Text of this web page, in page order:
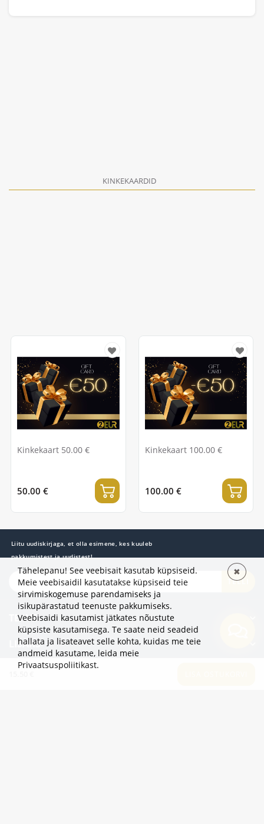
KINKEKAARDID
Kinkekaart 50.00 €
50.00 €
Kinkekaart 100.00 €
100.00 €
Liitu uudiskirjaga, et olla esimene, kes kuuleb
pakkumistest ja uudistest!
TELLI
TEAVE
LISAKS
KATEGOORIAD
Tähelepanu! See veebisait kasutab küpsiseid.
Meie veebisaidil kasutatakse küpsiseid teie
sirvimiskogemuse parendamiseks ja
isikupärastatud teenuste pakkumiseks.
Veebisaidi kasutamist jätkates nõustute
küpsiste kasutamisega. Te saate neid seadeid
hallata ja lisateavet selle kohta, kuidas me teie
andmeid kasutame, leida meie
Privaatsuspoliitikast.
✖